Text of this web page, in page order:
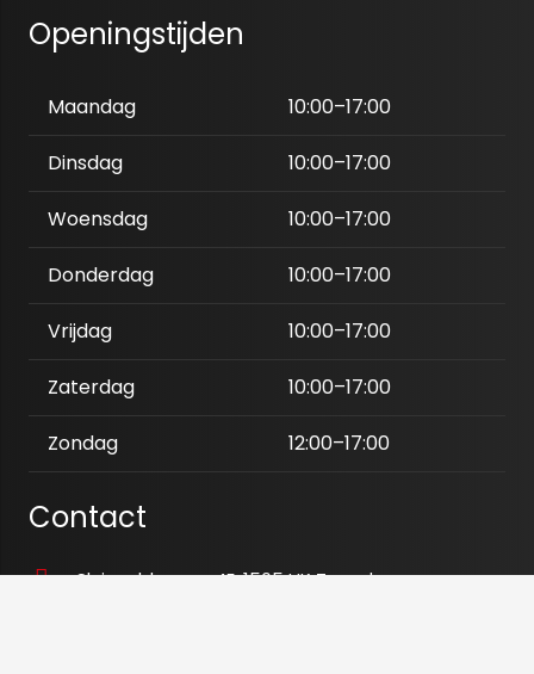
Openingstijden
Maandag 10:00–17:00
Dinsdag 10:00–17:00
Woensdag 10:00–17:00
Donderdag 10:00–17:00
Vrijdag 10:00–17:00
Zaterdag 10:00–17:00
Zondag 12:00–17:00
Contact
Sluispolderweg 4E, 1505 HK Zaandam